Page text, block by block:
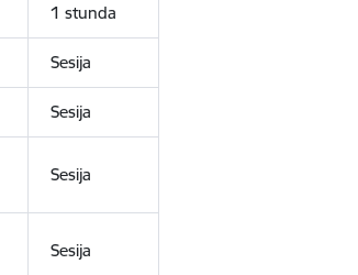
1 stunda
Sesija
Sesija
Sesija
Sesija